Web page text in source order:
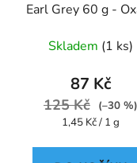
Earl Grey 60 g -
Skladem (1 ks)
87 Kč
125 Kč
(–30 %)
Měrná
1,45 Kč / 1 g